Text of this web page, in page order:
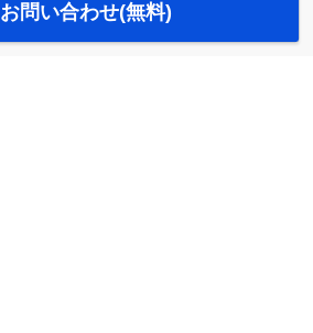
お問い合わせ(無料)